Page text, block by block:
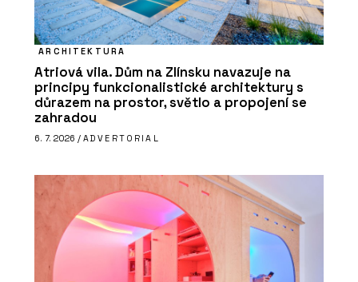
ARCHITEKTURA
Atriová vila. Dům na Zlínsku navazuje na
principy funkcionalistické architektury s
důrazem na prostor, světlo a propojení se
zahradou
6. 7. 2026 / ADVERTORIAL